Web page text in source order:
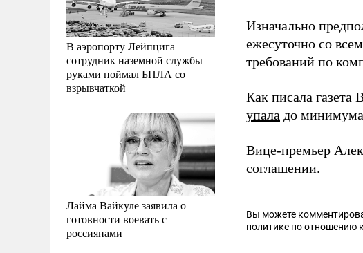
В аэропорту Лейпцига
сотрудник наземной службы
руками поймал БПЛА со
взрывчаткой
Лайма Вайкуле заявила о
готовности воевать с
россиянами
Изначально
ежесуточно со
требований по
Как писала
упала до минимума
Вице-премьер
соглашении.
Вы можете
политике по отношению